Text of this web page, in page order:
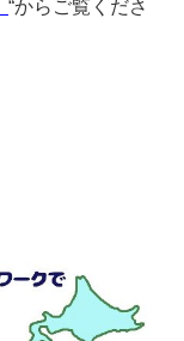
“からご覧くださ